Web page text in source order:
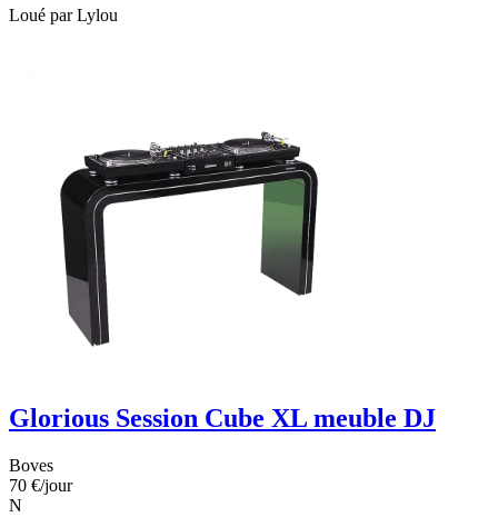
Loué parLylou
Glorious Session Cube XL meuble DJ
Boves
70 €/jour
N